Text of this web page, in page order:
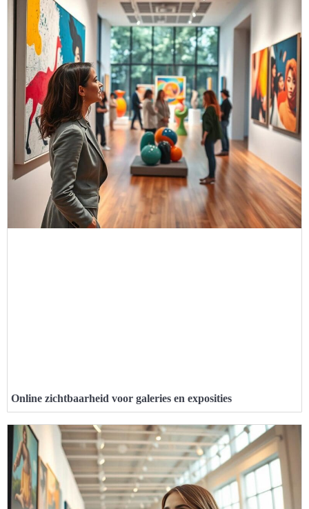
Online zichtbaarheid voor galeries en exposities